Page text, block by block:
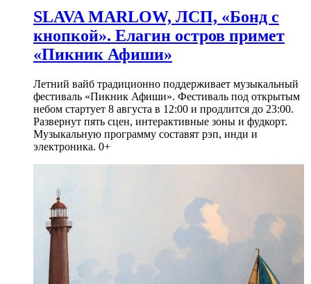
SLAVA MARLOW, ЛСП, «Бонд с
кнопкой». Елагин остров примет
«Пикник Афиши»
Летний вайб традиционно поддерживает музыкальный
фестиваль «Пикник Афиши». Фестиваль под открытым
небом стартует 8 августа в 12:00 и продлится до 23:00.
Развернут пять сцен, интерактивные зоны и фудкорт.
Музыкальную программу составят рэп, инди и
электроника. 0+